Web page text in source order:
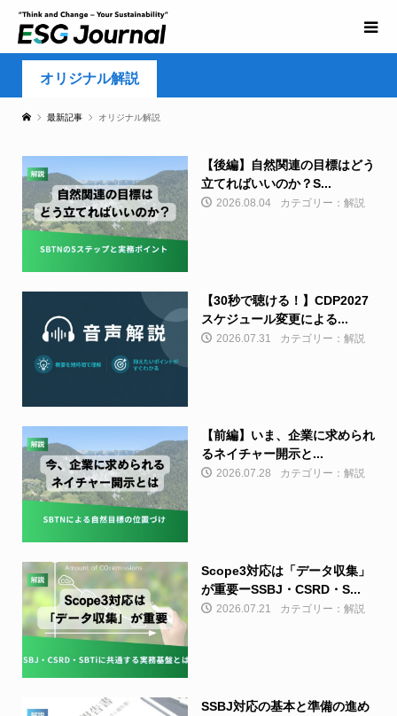
オリジナル解説
最新記事 オリジナル解説
【後編】自然関連の目標はどう
立てればいいのか？S...
2026.08.04 カテゴリー：解説
【30秒で聴ける！】CDP2027
スケジュール変更による...
2026.07.31 カテゴリー：解説
【前編】いま、企業に求められ
るネイチャー開示と...
2026.07.28 カテゴリー：解説
Scope3対応は「データ収集」
が重要ーSSBJ・CSRD・S...
2026.07.21 カテゴリー：解説
SSBJ対応の基本と準備の進め